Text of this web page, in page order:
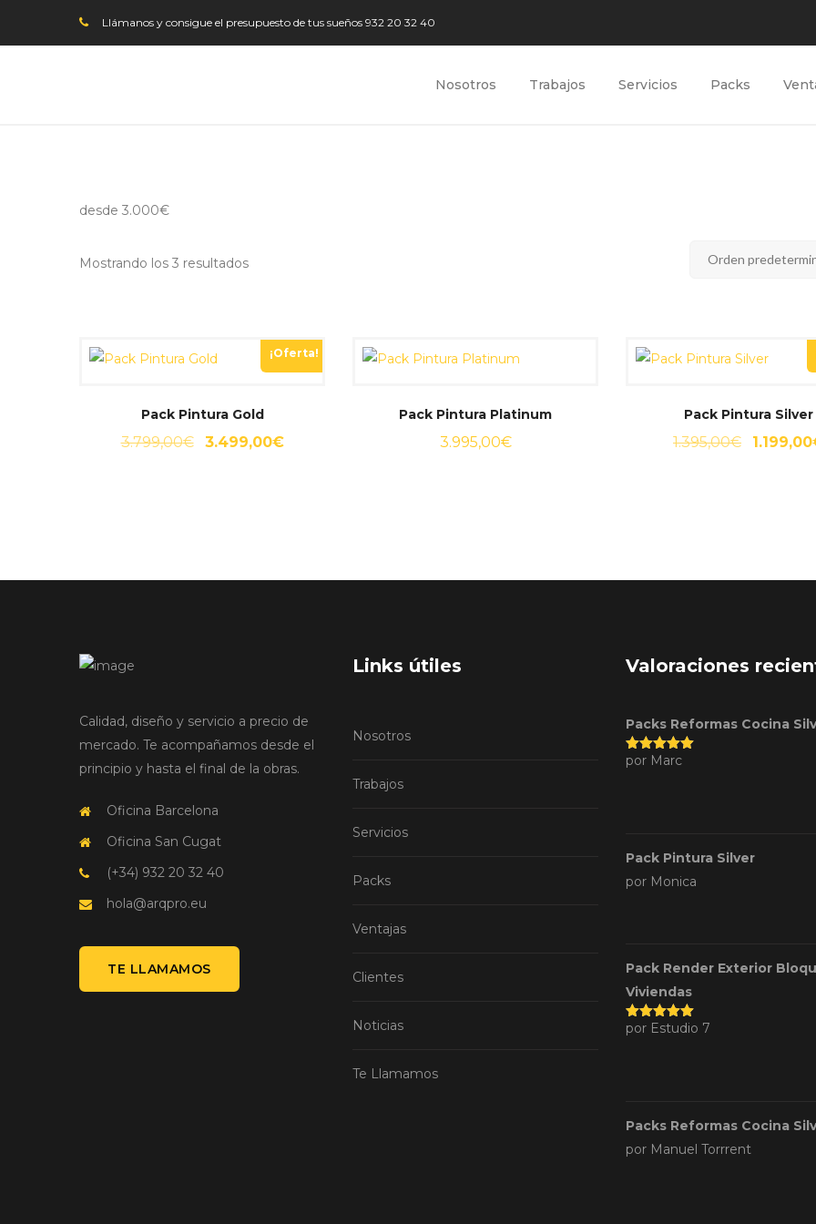
Llámanos y consigue el presupuesto de tus sueños 932 20 32 40
Nosotros Trabajos Servicios Packs
desde 3.000€
Mostrando los 3 resultados
¡Oferta!
Pack Pintura Gold
3.799,00€
El
3.499,00€El
Pack Pintura Platinum
3.995,00€
Pack Pintura Silver
1.395,00€
El
1.199,00
Calidad, diseño y servicio a precio de
mercado. Te acompañamos desde el
principio y hasta el final de la obras.
Oficina Barcelona
Oficina San Cugat
(+34) 932 20 32 40
hola@arqpro.eu
TE LLAMAMOS
Links útiles
Nosotros
Trabajos
Servicios
Packs
Ventajas
Clientes
Noticias
Te Llamamos
Valoraciones
Packs Reformas Cocina
Valorado
por Marc
Pack Pintura Silver
por Monica
Pack Render Exterior
Viviendas
Valorado
por Estudio 7
Packs Reformas Cocina
por Manuel Torrrent